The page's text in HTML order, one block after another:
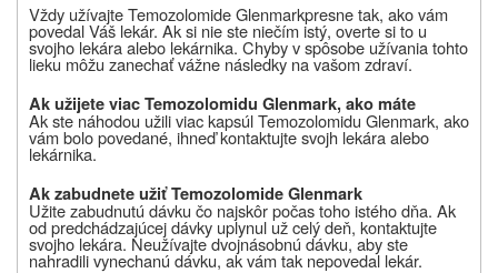
Vždy užívajteTemozolomide Glenmarkpresne tak, ako vám
povedal Váš lekár. Ak si nie ste niečím istý, overte si to u
svojho lekára alebo lekárnika. Chyby v spôsobe užívania tohto
lieku môžu zanechať vážne následky na vašom zdraví.
Ak užijete viac Temozolomidu Glenmark, ako máte
Ak ste náhodou užili viac kapsúlTemozolomidu Glenmark, ako
vám bolo povedané, ihneď kontaktujte svojh lekára alebo
lekárnika.
Ak zabudnete užiť Temozolomide Glenmark
Užite zabudnutú dávku čo najskôr počas toho istého dňa. Ak
od predchádzajúcej dávky uplynul už celý deň, kontaktujte
svojho lekára. Neužívajte dvojnásobnú dávku, aby ste
nahradili vynechanú dávku, ak vám tak nepovedal lekár.